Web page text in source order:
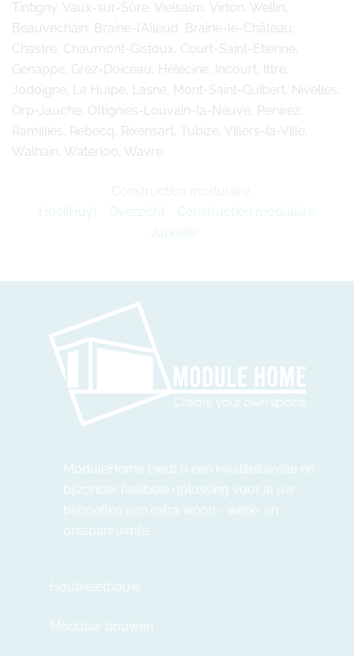
Tintigny, Vaux-sur-Sûre, Vielsalm, Virton, Wellin,
Beauvechain, Braine-l’Alleud, Braine-le-Château,
Chastre, Chaumont-Gistoux, Court-Saint-Étienne,
Genappe, Grez-Doiceau, Hélécine, Incourt, Ittre,
Jodoigne, La Hulpe, Lasne, Mont-Saint-Guibert, Nivelles,
Orp-Jauche, Ottignies-Louvain-la-Neuve, Perwez,
Ramillies, Rebecq, Rixensart, Tubize, Villers-la-Ville,
Walhain, Waterloo, Wavre.
Construction modulaire
Hoei(Huy)
Overzicht
Construction modulaire
Juprelle
ModuleHome biedt u een kwaliteitsvolle en
bijzonder flexibele oplossing voor al uw
behoeften aan extra woon-, werk- en
ontspanruimte.
Houtkeletbouw
Modulair bouwen